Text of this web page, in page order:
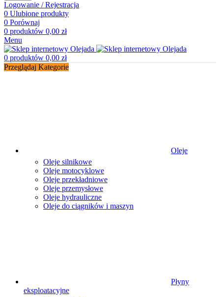
Logowanie / Rejestracja
0 Ulubione produkty
0 Porównaj
0 produktów 0,00 zł
Menu
0 produktów 0,00 zł
Przeglądaj Kategorie
Oleje
Oleje silnikowe
Oleje motocyklowe
Oleje przekładniowe
Oleje przemysłowe
Oleje hydrauliczne
Oleje do ciągników i maszyn
Płyny
eksploatacyjne